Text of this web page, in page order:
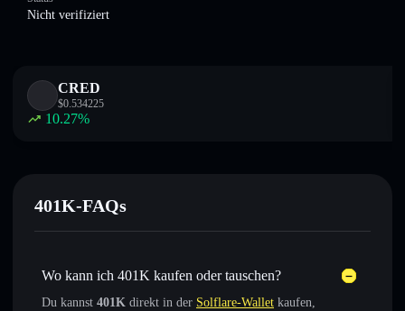
Nicht verifiziert
CRED
$0.534225
10.27%
401K-FAQs
Wo kann ich 401K kaufen oder tauschen?
Du kannst 401K direkt in der Solflare-Wallet kaufen,